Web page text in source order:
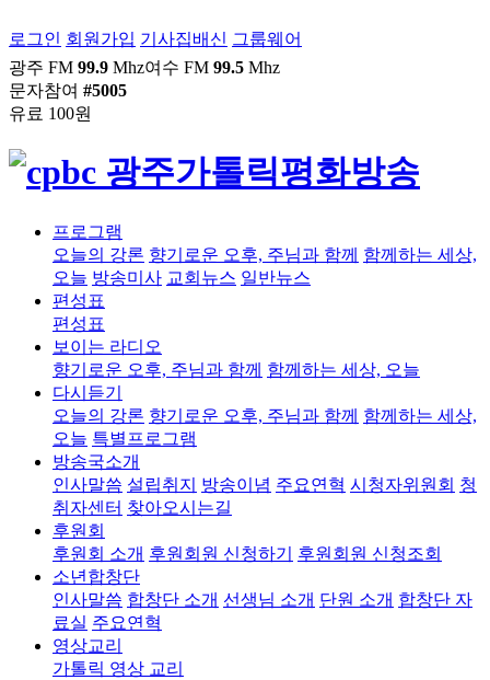
로그인 회원가입 기사집배신 그룹웨어
광주 FM 99.9 Mhz여수 FM 99.5 Mhz
문자참여 #5005
유료 100원
프로그램
오늘의 강론 향기로운 오후, 주님과 함께 함께하는 세상,
오늘 방송미사 교회뉴스 일반뉴스
편성표
편성표
보이는 라디오
향기로운 오후, 주님과 함께 함께하는 세상, 오늘
다시듣기
오늘의 강론 향기로운 오후, 주님과 함께 함께하는 세상,
오늘 특별프로그램
방송국소개
인사말씀 설립취지 방송이념 주요연혁 시청자위원회 청
취자센터 찾아오시는길
후원회
후원회 소개 후원회원 신청하기
후원회원 신청조회
소년합창단
인사말씀 합창단 소개 선생님 소개 단원 소개 합창단 자
료실 주요연혁
영상교리
가톨릭 영상 교리